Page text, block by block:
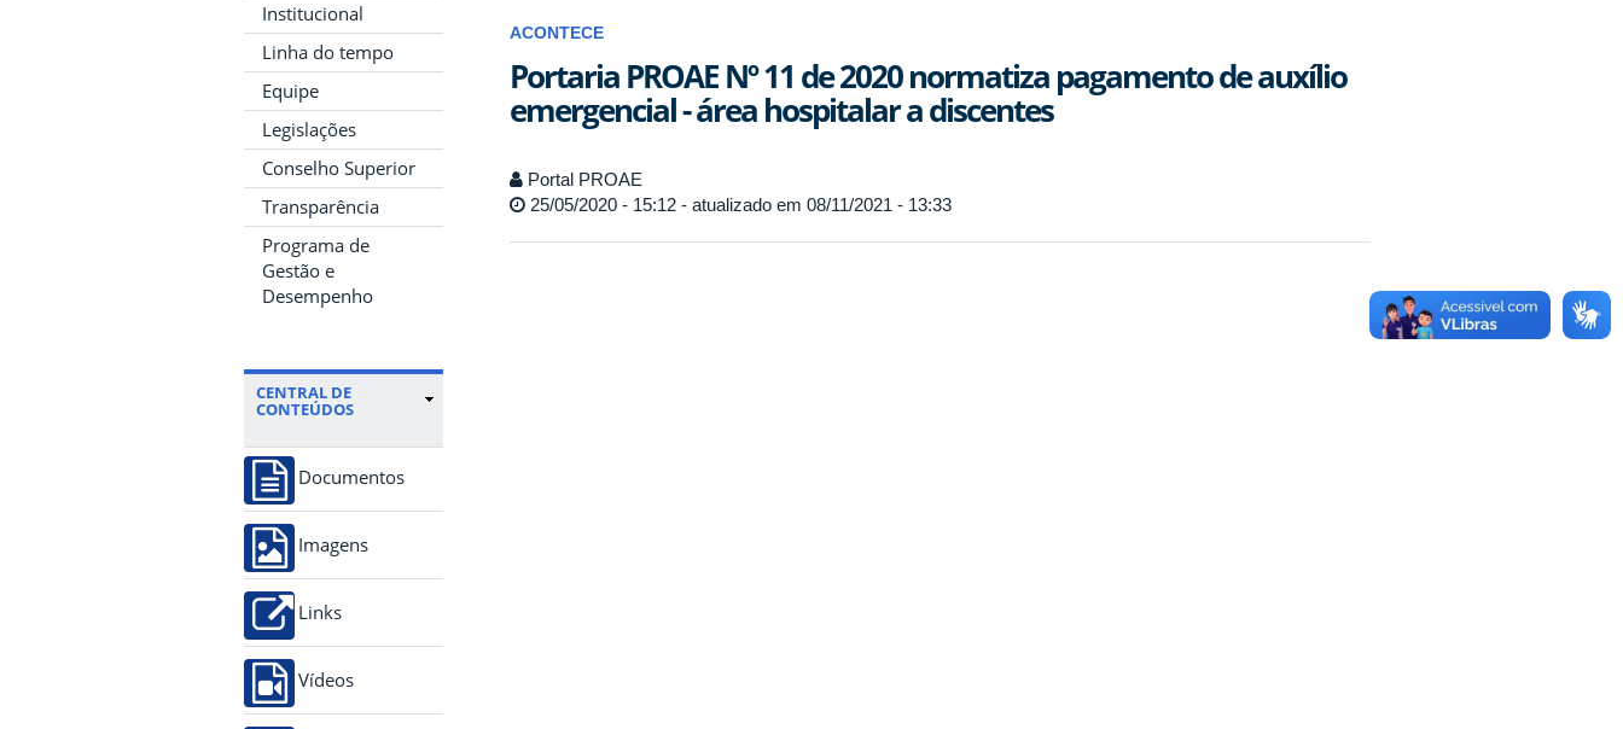
Institucional
Linha do tempo
Equipe
Legislações
Conselho Superior
Transparência
Programa de
Gestão e
Desempenho
CENTRAL DE
CONTEÚDOS
Documentos
Imagens
Links
Vídeos
ACONTECE
Portaria PROAE Nº 11 de 2020 normatiza pagamento de auxílio
emergencial - área hospitalar a discentes
Portal PROAE
25/05/2020 - 15:12 - atualizado em 08/11/2021 - 13:33